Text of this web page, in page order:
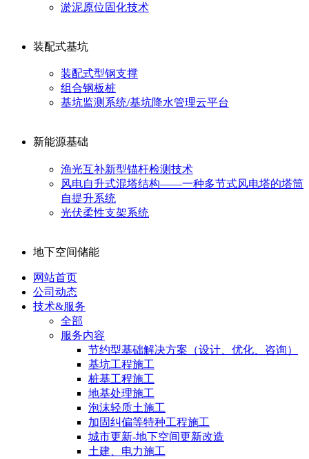
淤泥原位固化技术
装配式基坑
装配式型钢支撑
组合钢板桩
基坑监测系统/基坑降水管理云平台
新能源基础
渔光互补新型锚杆检测技术
风电自升式混塔结构——一种多节式风电塔的塔筒
自提升系统
光伏柔性支架系统
地下空间储能
网站首页
公司动态
技术&服务
全部
服务内容
节约型基础解决方案（设计、优化、咨询）
基坑工程施工
桩基工程施工
地基处理施工
泡沫轻质土施工
加固纠偏等特种工程施工
城市更新-地下空间更新改造
土建、电力施工